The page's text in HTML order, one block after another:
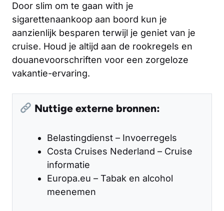
Door slim om te gaan with je
sigarettenaankoop aan boord kun je
aanzienlijk besparen terwijl je geniet van je
cruise. Houd je altijd aan de rookregels en
douanevoorschriften voor een zorgeloze
vakantie-ervaring.
Nuttige externe bronnen:
Belastingdienst – Invoerregels
Costa Cruises Nederland – Cruise
informatie
Europa.eu – Tabak en alcohol
meenemen